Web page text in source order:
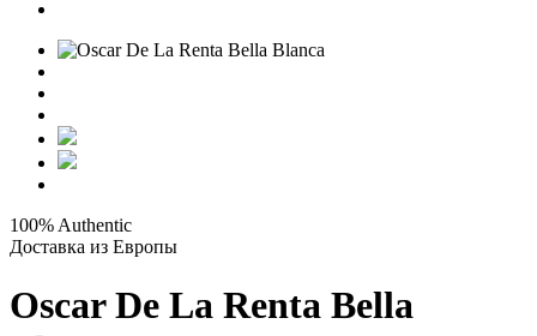
100% Authentic
Доставка из Европы
Oscar De La Renta Bella